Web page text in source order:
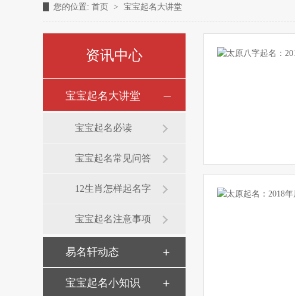
您的位置: 首页 > 宝宝起名大讲堂
资讯中心
宝宝起名大讲堂
宝宝起名必读
宝宝起名常见问答
12生肖怎样起名字
宝宝起名注意事项
易名轩动态
宝宝起名小知识